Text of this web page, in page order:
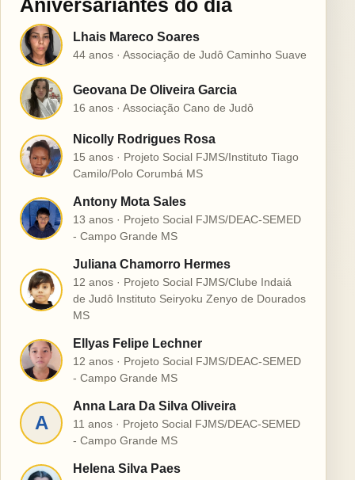
Aniversariantes do dia
L Lhais Mareco Soares
44 anos · Associação de Judô Caminho Suave
G Geovana De Oliveira Garcia
16 anos · Associação Cano de Judô
N
Nicolly Rodrigues Rosa
15 anos · Projeto Social FJMS/Instituto Tiago
Camilo/Polo Corumbá MS
A
Antony Mota Sales
13 anos · Projeto Social FJMS/DEAC-SEMED
- Campo Grande MS
J
Juliana Chamorro Hermes
12 anos · Projeto Social FJMS/Clube Indaiá
de Judô Instituto Seiryoku Zenyo de Dourados
MS
E
Ellyas Felipe Lechner
12 anos · Projeto Social FJMS/DEAC-SEMED
- Campo Grande MS
A
Anna Lara Da Silva Oliveira
11 anos · Projeto Social FJMS/DEAC-SEMED
- Campo Grande MS
Helena Silva Paes